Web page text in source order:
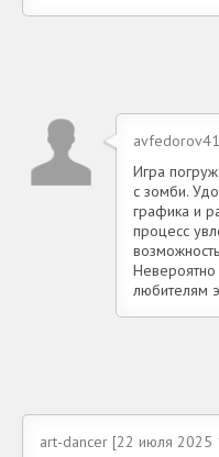
Игра
с зомби.
графика и
процесс
Невероятно
любителям
art-dancer [22 июля 2025